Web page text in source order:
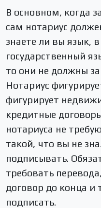
В основном, когда
сам нотариус
знаете ли вы язык,
государственный
то они не должны
Нотариус
фигурирует
кредитные
нотариуса не
такой, что вы не
подписывать.
требовать
договор до конца и
подписать.